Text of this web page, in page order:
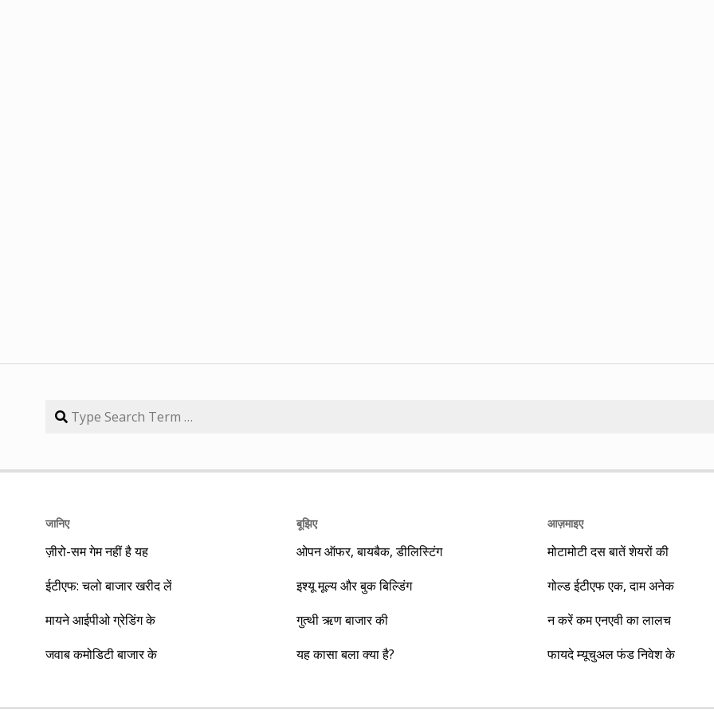
जानिए
ज़ीरो-सम गेम नहीं है यह
ईटीएफ: चलो बाजार खरीद लें
मायने आईपीओ ग्रेडिंग के
जवाब कमोडिटी बाजार के
बूझिए
ओपन ऑफर, बायबैक, डीलिस्टिंग
इश्यू मूल्य और बुक बिल्डिंग
गुत्थी ऋण बाजार की
यह कासा बला क्या है?
आज़माइए
मोटामोटी दस बातें शेयरों की
गोल्ड ईटीएफ एक, दाम अनेक
न करें कम एनएवी का लालच
फायदे म्यूचुअल फंड निवेश के